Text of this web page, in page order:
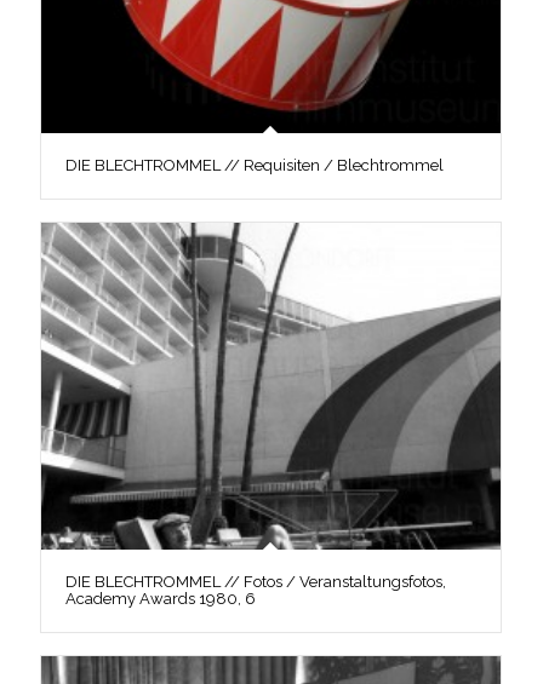
DIE BLECHTROMMEL // Requisiten / Blechtrommel
DIE BLECHTROMMEL // Fotos / Veranstaltungsfotos,
Academy Awards 1980, 6